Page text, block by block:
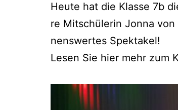
Heu­te hat die Klas­se 7b
re Mit­schü­le­rin Jon­na
nens­wer­tes Spektakel!
Lesen Sie hier mehr zum